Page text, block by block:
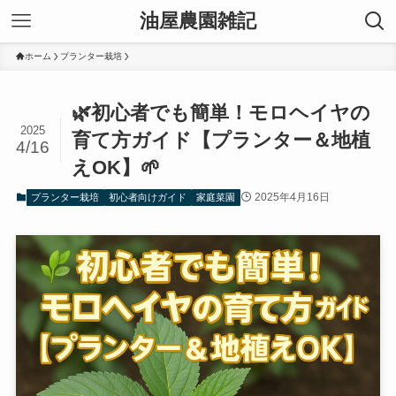
油屋農園雑記
ホーム プランター栽培
🌿初心者でも簡単！モロヘイヤの
育て方ガイド【プランター＆地植
えOK】🌱
2025
4/16
プランター栽培 初心者向けガイド 家庭菜園 2025年4月16日